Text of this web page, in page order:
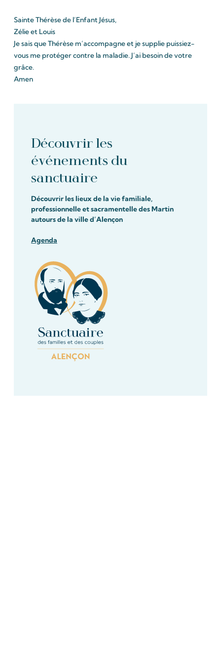
Sainte Thérèse de l’Enfant Jésus,
Zélie et Louis
Je sais que Thérèse m’accompagne et je supplie puissiez-
vous me protéger contre la maladie. J’ai besoin de votre
grâce.
Amen
Découvrir les
événements du
sanctuaire
Découvrir les lieux de la vie familiale,
professionnelle et sacramentelle des Martin
autours de la ville d’Alençon
Agenda